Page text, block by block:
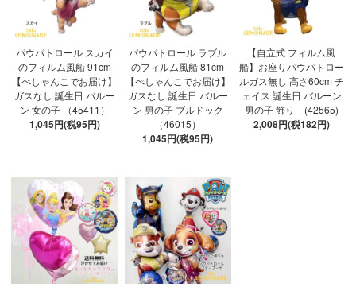
パウパトロール スカイ
のフィルム風船 91cm
【ぺしゃんこでお届け】
ガスなし 誕生日 バルー
ン 女の子 （45411）
1,045円(税95円)
パウパトロール ラブル
のフィルム風船 81cm
【ぺしゃんこでお届け】
ガスなし 誕生日 バルー
ン 男の子 ブルドック
（46015）
1,045円(税95円)
【自立式 フィルム風
船】お座りパウパトロー
ルガス無し 高さ60cm チ
ェイス 誕生日 バルーン
男の子 飾り (42565)
2,008円(税182円)